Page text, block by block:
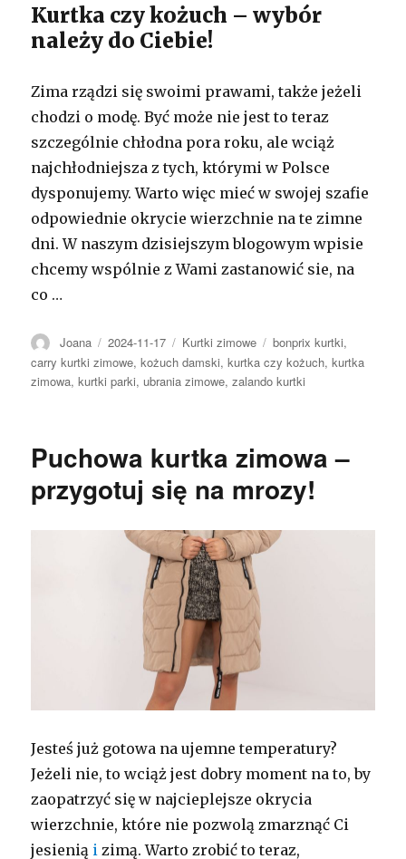
Kurtka czy kożuch – wybór
należy do Ciebie!
Zima rządzi się swoimi prawami, także jeżeli
chodzi o modę. Być może nie jest to teraz
szczególnie chłodna pora roku, ale wciąż
najchłodniejsza z tych, którymi w Polsce
dysponujemy. Warto więc mieć w swojej szafie
odpowiednie okrycie wierzchnie na te zimne
dni. W naszym dzisiejszym blogowym wpisie
chcemy wspólnie z Wami zastanowić sie, na
co …
Autor
Joana Opublikowano
2024-11-17 Kategorie
Kurtki zimowe Tagi
bonprix kurtki,
carry kurtki zimowe,kożuch damski,kurtka czy kożuch,kurtka
zimowa,kurtki parki, ubrania zimowe,zalando kurtki
Puchowa kurtka zimowa –
przygotuj się na mrozy!
Jesteś już gotowa na ujemne temperatury?
Jeżeli nie, to wciąż jest dobry moment na to, by
zaopatrzyć się w najcieplejsze okrycia
wierzchnie, które nie pozwolą zmarznąć Ci
jesienią i zimą. Warto zrobić to teraz,